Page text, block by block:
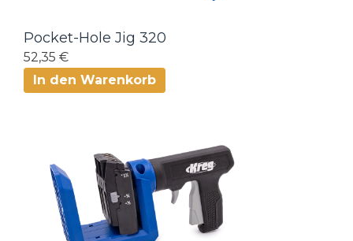
Pocket-Hole Jig 320
52,35 €
In den Warenkorb